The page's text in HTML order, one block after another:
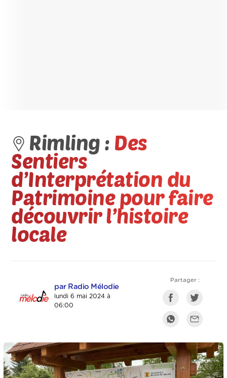
Rimling : Des
Sentiers
d’Interprétation du
Patrimoine pour faire
découvrir l’histoire
locale
par Radio Mélodie
lundi 6 mai 2024 à
06:00
Partager :